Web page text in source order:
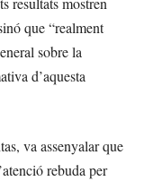
que “realment
sobre la
d’aquesta
va assenyalar que
rebuda per